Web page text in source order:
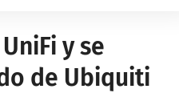
y se
de Ubiquiti